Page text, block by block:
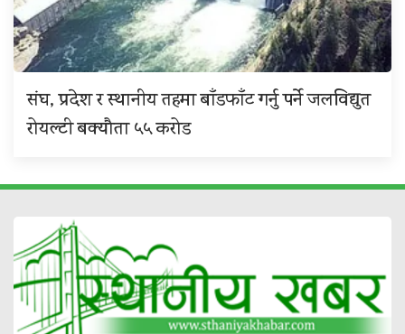
संघ, प्रदेश र स्थानीय तहमा बाँडफाँट गर्नु पर्ने जलविद्युत
रोयल्टी बक्यौता ५५ करोड